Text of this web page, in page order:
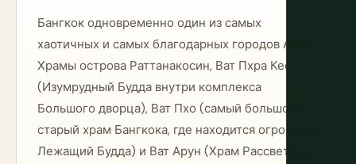
Бангкок одновременно один из самых
хаотичных и самых благодарных городов Азии.
Храмы острова Раттанакосин, Ват Пхра Кео
(Изумрудный Будда внутри комплекса
Большого дворца), Ват Пхо (самый большой и
старый храм Бангкока, где находится огромный
Лежащий Будда) и Ват Арун (Храм Рассвета на